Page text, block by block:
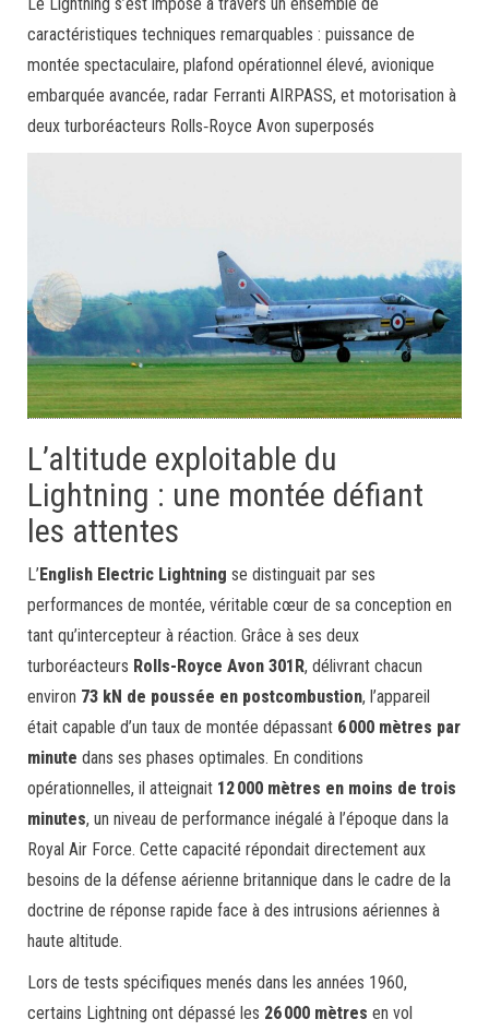
caractéristiques techniques remarquables : puissance de
montée spectaculaire, plafond opérationnel élevé, avionique
embarquée avancée, radar Ferranti AIRPASS, et motorisation à
deux turboréacteurs Rolls‑Royce Avon superposés
L’altitude exploitable du
Lightning : une montée défiant
les attentes
L’English Electric Lightning se distinguait par ses
performances de montée, véritable cœur de sa conception en
tant qu’intercepteur à réaction. Grâce à ses deux
turboréacteurs Rolls-Royce Avon 301R, délivrant chacun
environ 73 kN de poussée en postcombustion, l’appareil
était capable d’un taux de montée dépassant 6 000 mètres par
minute dans ses phases optimales. En conditions
opérationnelles, il atteignait 12 000 mètres en moins de trois
minutes, un niveau de performance inégalé à l’époque dans la
Royal Air Force. Cette capacité répondait directement aux
besoins de la défense aérienne britannique dans le cadre de la
doctrine de réponse rapide face à des intrusions aériennes à
haute altitude.
Lors de tests spécifiques menés dans les années 1960,
certains Lightning ont dépassé les 26 000 mètres en vol